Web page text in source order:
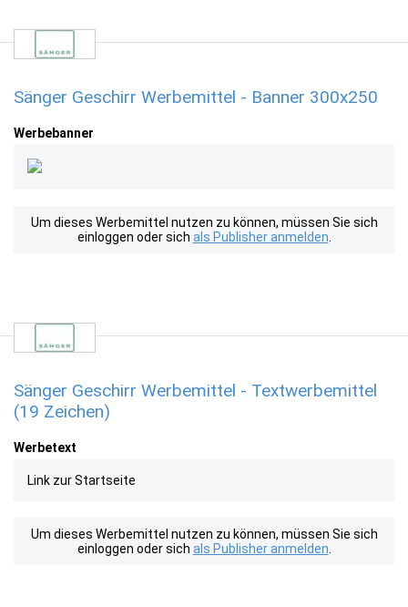
Sänger Geschirr Werbemittel - Banner 300x250
Werbebanner
Um dieses Werbemittel nutzen zu können, müssen Sie sich
einloggen oder sich als Publisher anmelden
Sänger Geschirr Werbemittel - Textwerbemittel
(19 Zeichen)
Werbetext
Link zur Startseite
Um dieses Werbemittel nutzen zu können, müssen Sie sich
einloggen oder sich als Publisher anmelden